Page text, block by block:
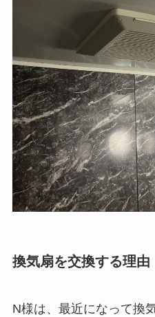
換気扇を交換する理由
N様は、最近になって換